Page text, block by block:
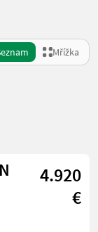
Mřížka
4.920
€